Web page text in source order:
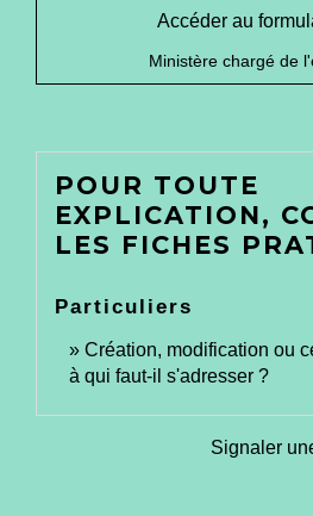
Accéder au
Ministère chargé de
POUR TOUTE
EXPLICATION,
LES FICHES
Particuliers
Création, modification ou
à qui faut-il s'adresser ?
Signaler